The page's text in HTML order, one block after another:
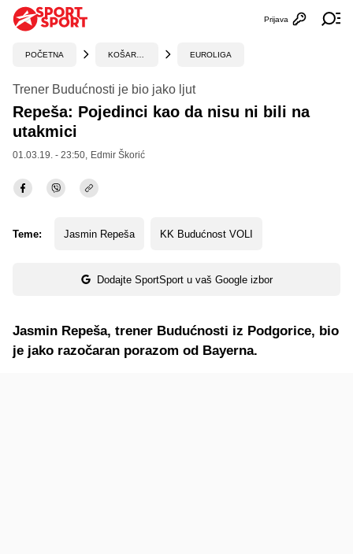
Otvori
Prijava
POČETNA EUROLIGA
Trener Budućnosti je bio jako ljut
Repeša: Pojedinci kao da nisu ni bili na
utakmici
01.03.19. - 23:50, Edmir Škorić
Teme: Jasmin Repeša KK Budućnost VOLI
Dodajte SportSport u vaš Google izbor
Jasmin Repeša, trener Budućnosti iz Podgorice, bio
je jako razočaran porazom od Bayerna.